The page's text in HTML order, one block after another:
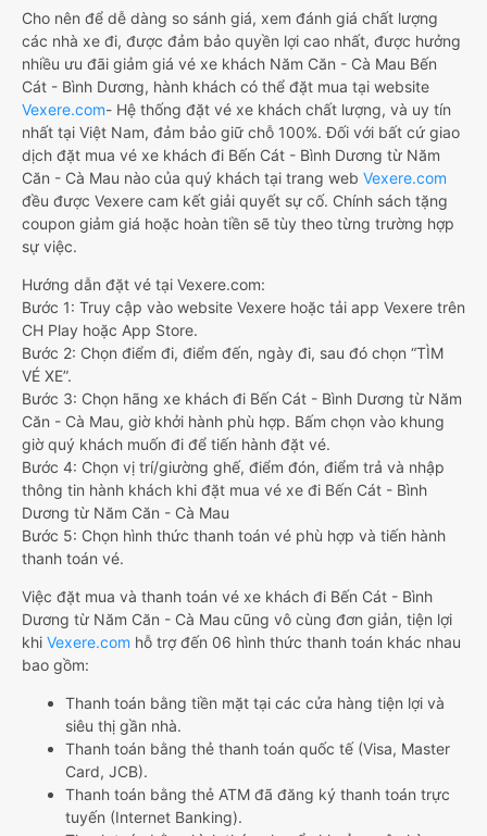
Cho nên để dễ dàng so sánh giá, xem đánh giá chất lượng
các nhà xe đi, được đảm bảo quyền lợi cao nhất, được hưởng
nhiều ưu đãi giảm giá vé xe khách Năm Căn - Cà Mau Bến
Cát - Bình Dương, hành khách có thể đặt mua tại website
Vexere.com- Hệ thống đặt vé xe khách chất lượng, và uy tín
nhất tại Việt Nam, đảm bảo giữ chỗ 100%. Đối với bất cứ giao
dịch đặt mua vé xe khách đi Bến Cát - Bình Dương từ Năm
Căn - Cà Mau nào của quý khách tại trang web Vexere.com
đều được Vexere cam kết giải quyết sự cố. Chính sách tặng
coupon giảm giá hoặc hoàn tiền sẽ tùy theo từng trường hợp
sự việc.
Hướng dẫn đặt vé tại Vexere.com:
Bước 1: Truy cập vào website Vexere hoặc tải app Vexere trên
CH Play hoặc App Store.
Bước 2: Chọn điểm đi, điểm đến, ngày đi, sau đó chọn “TÌM
VÉ XE”.
Bước 3: Chọn hãng xe khách đi Bến Cát - Bình Dương từ Năm
Căn - Cà Mau, giờ khởi hành phù hợp. Bấm chọn vào khung
giờ quý khách muốn đi để tiến hành đặt vé.
Bước 4: Chọn vị trí/giường ghế, điểm đón, điểm trả và nhập
thông tin hành khách khi đặt mua vé xe đi Bến Cát - Bình
Dương từ Năm Căn - Cà Mau
Bước 5: Chọn hình thức thanh toán vé phù hợp và tiến hành
thanh toán vé.
Việc đặt mua và thanh toán vé xe khách đi Bến Cát - Bình
Dương từ Năm Căn - Cà Mau cũng vô cùng đơn giản, tiện lợi
khi Vexere.com hỗ trợ đến 06 hình thức thanh toán khác nhau
bao gồm:
Thanh toán bằng tiền mặt tại các cửa hàng tiện lợi và
siêu thị gần nhà.
Thanh toán bằng thẻ thanh toán quốc tế (Visa, Master
Card, JCB).
Thanh toán bằng thẻ ATM đã đăng ký thanh toán trực
tuyến (Internet Banking).